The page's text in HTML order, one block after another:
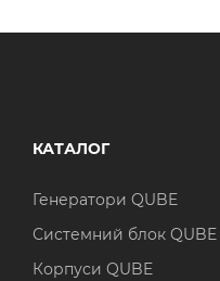
КАТАЛОГ
Генератори QUBE
Системний блок QUBE
Корпуси QUBE